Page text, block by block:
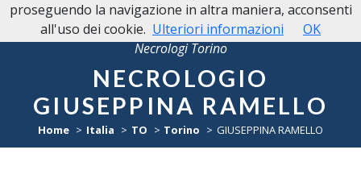
Necrologi Torino
NECROLOGIO
GIUSEPPINA RAMELLO
Home Italia TO Torino GIUSEPPINA RAMELLO
proseguendo la navigazione in altra maniera, acconsenti
all'uso dei cookie. Ulteriori informazioni OK